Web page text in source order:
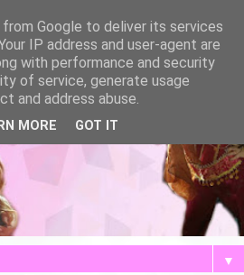
▼
Google to deliver its services
IP address and user-agent are
with performance and security
of service, generate usage
and address abuse.
MORE GOT IT